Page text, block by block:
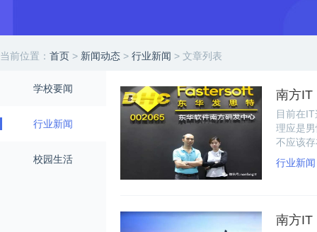
当前位置： 首页 > 新闻动态 > 行业新闻 > 文章列表
学校要闻
行业新闻
校园生活
南方IT
目前在
理应是
不应该
读，她
届的校
行业新闻
南方IT